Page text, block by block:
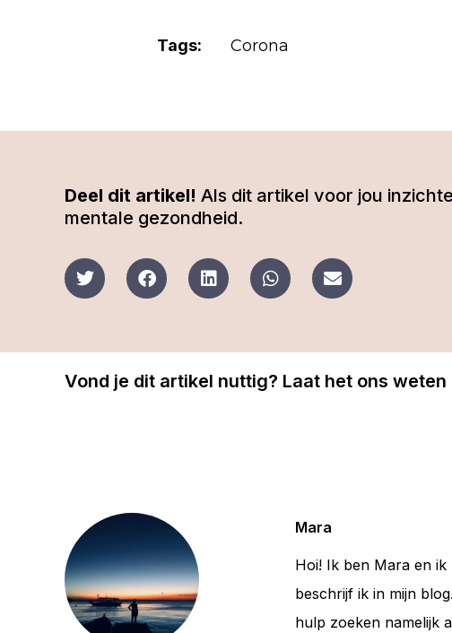
Tags: Corona
Deel dit artikel! Als dit artikel voor jou
mentale gezondheid.
Vond je dit artikel nuttig? Laat het ons weten
Mara
Hoi! Ik ben Mara en
beschrijf ik in mijn
hulp zoeken namelijk